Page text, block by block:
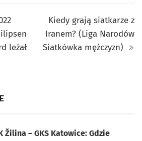
leżał
Kiedy grają siatkarze z
Iranem? (Liga Narodów
Siatkówka mężczyzn)
Žilina – GKS Katowice: Gdzie